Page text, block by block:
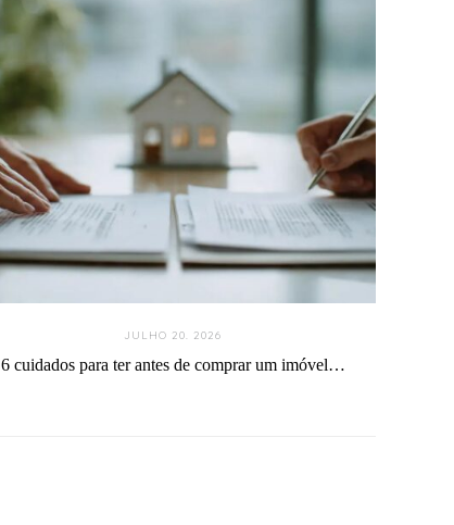
JULHO 20. 2026
6 cuidados para ter antes de comprar um imóvel…